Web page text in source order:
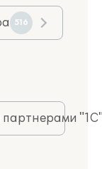
516
партнерами